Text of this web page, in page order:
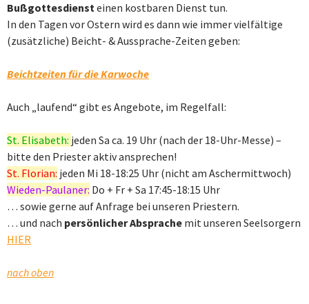
Bußgottesdiensteinen kostbaren Dienst tun.
In den Tagen vor Ostern wird es dann wie immer vielfältige
(zusätzliche) Beicht- & Aussprache-Zeiten geben:
Beichtzeiten für die Karwoche
Auch „laufend“ gibt es Angebote, im Regelfall:
St. Elisabeth: jeden Sa ca. 19 Uhr (nach der 18-Uhr-Messe) –
bitte den Priester aktiv ansprechen!
St. Florian: jeden Mi 18-18:25 Uhr (nicht am Aschermittwoch)
Wieden-Paulaner: Do + Fr + Sa 17:45-18:15 Uhr
… sowie gerne auf Anfrage bei unseren Priestern.
… und nach persönlicher Absprache mit unseren Seelsorgern
HIER
nach oben